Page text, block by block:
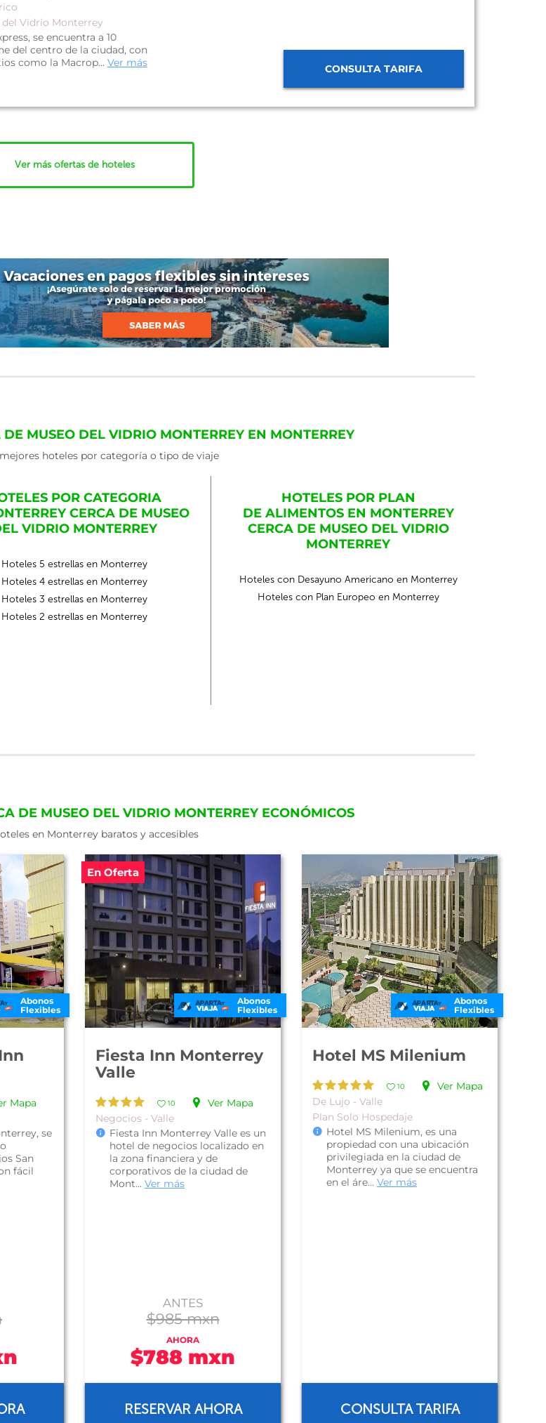
Vidrio Monterrey
se encuentra a 10
del centro de la ciudad, con
como la Macrop... Ver más CONSULTA TARIFA
Ver más ofertas de hoteles
MUSEO DEL VIDRIO MONTERREY EN MONTERREY
hoteles por categoría o tipo de viaje
POR CATEGORIA
CERCA DE MUSEO
VIDRIO MONTERREY
Hoteles 5 estrellas en Monterrey
Hoteles 4 estrellas en Monterrey
Hoteles 3 estrellas en Monterrey
Hoteles 2 estrellas en Monterrey
HOTELES POR PLAN
DE ALIMENTOS EN MONTERREY
CERCA DE MUSEO DEL VIDRIO
MONTERREY
Hoteles con Desayuno Americano en Monterrey
Hoteles con Plan Europeo en Monterrey
DE MUSEO DEL VIDRIO MONTERREY ECONÓMICOS
en Monterrey baratos y accesibles
Abonos
Flexibles
Mapa
se
San
fácil
En Oferta
Abonos
Flexibles
Fiesta Inn Monterrey
Valle
10
Ver Mapa
Negocios - Valle
Fiesta Inn Monterrey Valle es un
hotel de negocios localizado en
la zona financiera y de
corporativos de la ciudad de
Mont... Ver más
ANTES
$985 mxn
AHORA
$788 mxn
RESERVAR AHORA
Abonos
Flexibles
Hotel MS Milenium
10
Ver Mapa
De Lujo - Valle
Plan Solo Hospedaje
Hotel MS Milenium, es una
propiedad con una ubicación
privilegiada en la ciudad de
Monterrey ya que se encuentra
en el áre...Ver más
CONSULTA TARIFA